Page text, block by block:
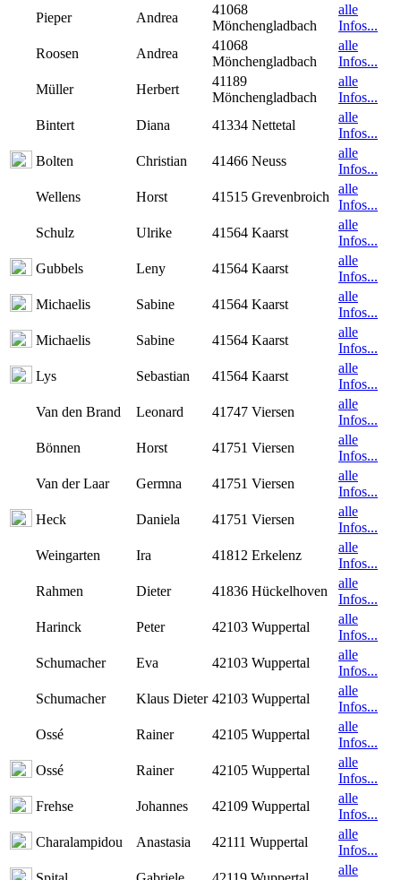
Pieper
Andrea
41068
Mönchengladbach
alle
Infos...
Roosen
Andrea
41068
Mönchengladbach
alle
Infos...
Müller
Herbert
41189
Mönchengladbach
alle
Infos...
Bintert
Diana 41334 Nettetal
alle
Infos...
Bolten
Christian 41466 Neuss
alle
Infos...
Wellens
Horst 41515 Grevenbroich
alle
Infos...
Schulz
Ulrike 41564 Kaarst
alle
Infos...
Gubbels
Leny 41564 Kaarst
alle
Infos...
Michaelis
Sabine 41564 Kaarst
alle
Infos...
Michaelis
Sabine 41564 Kaarst
alle
Infos...
Lys
Sebastian 41564 Kaarst
alle
Infos...
Van den Brand
Leonard 41747 Viersen
alle
Infos...
Bönnen
Horst 41751 Viersen
alle
Infos...
Van der Laar
Germna 41751 Viersen
alle
Infos...
Heck
Daniela 41751 Viersen
alle
Infos...
Weingarten
Ira 41812 Erkelenz
alle
Infos...
Rahmen
Dieter 41836 Hückelhoven
alle
Infos...
Harinck
Peter 42103 Wuppertal
alle
Infos...
Schumacher
Eva 42103 Wuppertal
alle
Infos...
Schumacher
Klaus Dieter 42103 Wuppertal
alle
Infos...
Ossé
Rainer 42105 Wuppertal
alle
Infos...
Ossé
Rainer 42105 Wuppertal
alle
Infos...
Frehse
Johannes 42109 Wuppertal
alle
Infos...
Charalampidou
Anastasia 42111 Wuppertal
alle
Infos...
alle